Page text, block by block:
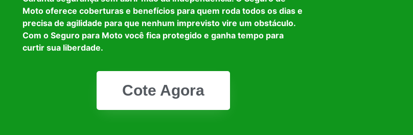
Moto oferece coberturas e benefícios para quem roda todos os dias e
precisa de agilidade para que nenhum imprevisto vire um obstáculo.
Com o Seguro para Moto você fica protegido e ganha tempo para
curtir sua liberdade.
Cote Agora